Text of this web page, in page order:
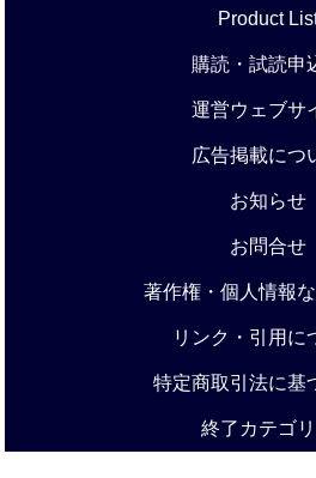
Product
購読・試読申
運営ウェブサ
広告掲載につ
お知らせ
お問合せ
著作権・個人情報
リンク・引用に
特定商取引法に基
終了カテゴ